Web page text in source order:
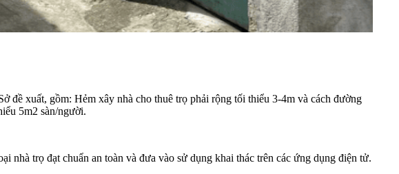
đề xuất, gồm: Hẻm xây nhà cho thuê trọ phải rộng tối thiểu 3-4m và cách đường
5m2 sàn/người.
nhà trọ đạt chuẩn an toàn và đưa vào sử dụng khai thác trên các ứng dụng điện tử.